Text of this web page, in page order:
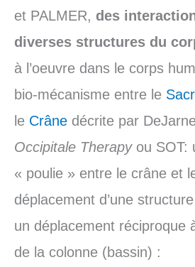
et PALMER, des
diverses structures du
à l’oeuvre dans le corps
bio-mécanisme entre le
le Crâne décrite par
Occipitale Therapyou SOT:
« poulie » entre le crâne et
déplacement d’une
un déplacement réciproque
de la colonne (bassin) :